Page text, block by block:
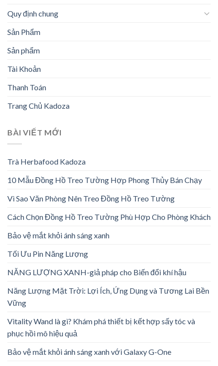
Quy định chung
Sản Phẩm
Sản phẩm
Tài Khoản
Thanh Toán
Trang Chủ Kadoza
BÀI VIẾT MỚI
Trà Herbafood Kadoza
10 Mẫu Đồng Hồ Treo Tường Hợp Phong Thủy Bán Chạy
Vì Sao Văn Phòng Nên Treo Đồng Hồ Treo Tường
Cách Chọn Đồng Hồ Treo Tường Phù Hợp Cho Phòng Khách
Bảo vệ mắt khỏi ánh sáng xanh
Tối Ưu Pin Năng Lượng
NĂNG LƯỢNG XANH-giả pháp cho Biến đổi khí hậu
Năng Lượng Mặt Trời: Lợi Ích, Ứng Dụng và Tương Lai Bền
Vững
Vitality Wand là gì? Khám phá thiết bị kết hợp sấy tóc và
phục hồi mô hiệu quả
Bảo vệ mắt khỏi ánh sáng xanh với Galaxy G-One